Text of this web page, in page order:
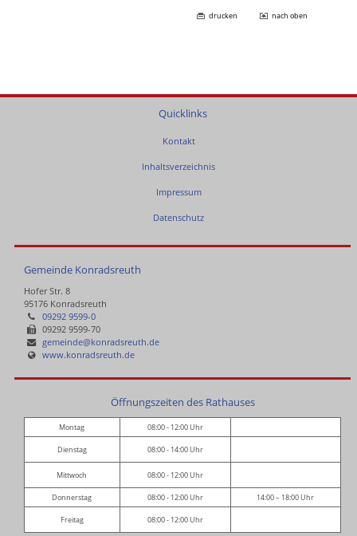
drucken nach oben
Quicklinks
Kontakt
Inhaltsverzeichnis
Impressum
Datenschutz
Gemeinde Konradsreuth
Hofer Str. 8
95176 Konradsreuth
09292 9599-0
09292 9599-70
gemeinde@konradsreuth.de
www.konradsreuth.de
Öffnungszeiten des Rathauses
Montag 08:00 - 12:00 Uhr
Dienstag 08:00 - 14:00 Uhr
Mittwoch 08:00 - 12:00 Uhr
Donnerstag 08:00 - 12:00 Uhr 14:00 – 18:00 Uhr
Freitag 08:00 - 12:00 Uhr